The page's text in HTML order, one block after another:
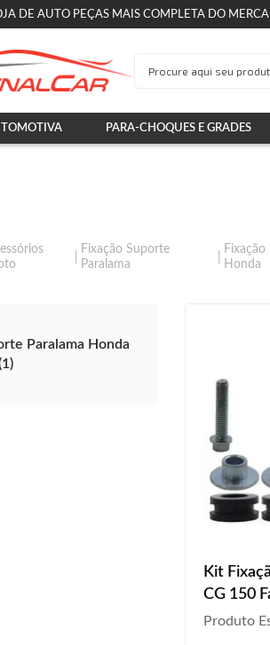
DE AUTO PEÇAS MAIS COMPLETA DO
PARA-CHOQUES E GRADES
Fixação Suporte
Paralama
Fixação
Honda
Paralama Honda
Kit
CG 150
2012
Produto